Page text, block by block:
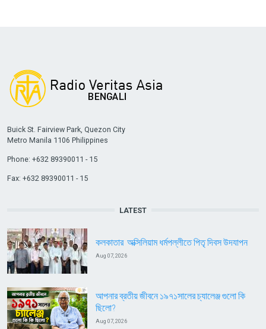
Buick St. Fairview Park, Quezon City
Metro Manila 1106 Philippines
Phone: +632 89390011 - 15
Fax: +632 89390011 - 15
LATEST
কলকাতার অক্সিলিয়াম ধর্মপল্লীতে পিতৃ দিবস উদযাপন
Aug 07, 2026
আপনার ব্রতীয় জীবনে ১৯৭১সালের চ্যালেঞ্জ গুলো কি
ছিলো?
Aug 07, 2026